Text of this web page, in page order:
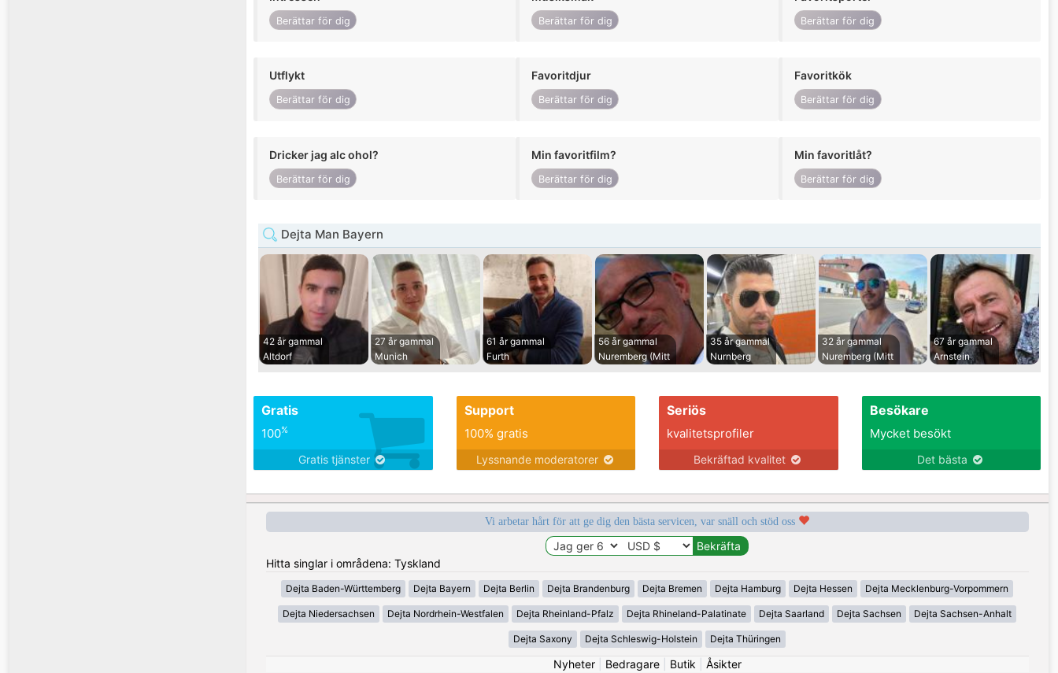
Berättar för dig Berättar för dig Berättar för dig
Utflykt
Berättar för dig
Favoritdjur
Berättar för dig
Favoritkök
Berättar för dig
Dricker jag alc ohol?
Berättar för dig
Min favoritfilm?
Berättar för dig
Min favoritlåt?
Berättar för dig
Dejta Man Bayern
42 år gammal
Altdorf
27 år gammal
Munich
61 år gammal
Furth
56 år gammal
Nuremberg (Mitt
35 år gammal
Nurnberg
32 år gammal
Nuremberg (Mitt
67 år gammal
Arnstein
Gratis
100%
Gratis tjänster
Support
100% gratis
Lyssnande moderatorer
Seriös
kvalitetsprofiler
Bekräftad kvalitet
Besökare
Mycket besökt
Det bästa
Vi arbetar hårt för att ge dig den bästa servicen, var snäll och stöd oss
Hitta singlar i områdena: Tyskland
Dejta Baden-Württemberg Dejta Bayern Dejta Berlin Dejta Brandenburg Dejta Bremen Dejta Hamburg Dejta Hessen Dejta Mecklenburg-Vorpommern
Dejta Niedersachsen Dejta Nordrhein-Westfalen Dejta Rheinland-Pfalz Dejta Rhineland-Palatinate Dejta Saarland Dejta Sachsen Dejta Sachsen-Anhalt
Dejta Saxony Dejta Schleswig-Holstein Dejta Thüringen
Nyheter| Bedragare| Butik Åsikter